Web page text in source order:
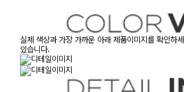
실제 색상과 가장 가까운 아래 제품이미지를 확인하
있습니다.